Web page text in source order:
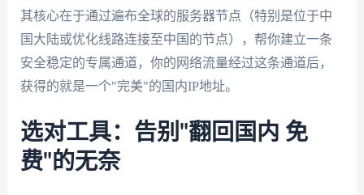
其核心在于通过遍布全球的服务器节点（特别是位于中
国大陆或优化线路连接至中国的节点），帮你建立一条
安全稳定的专属通道，你的网络流量经过这条通道后，
获得的就是一个"完美"的国内IP地址。
选对工具：告别"翻回国内 免
费"的无奈